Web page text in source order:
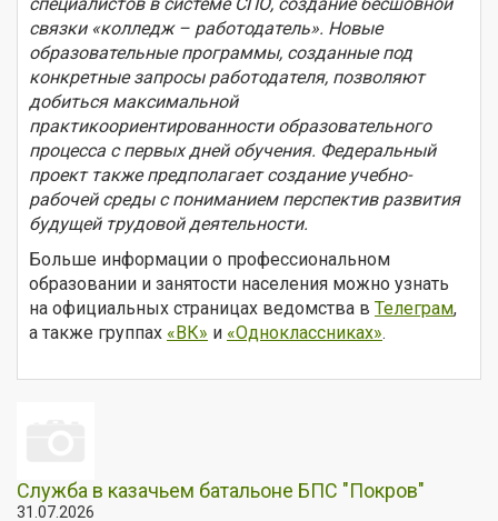
связки «колледж – работодатель». Новые
образовательные программы, созданные под
конкретные запросы работодателя, позволяют
добиться максимальной
практикоориентированности образовательного
процесса с первых дней обучения. Федеральный
проект также предполагает создание учебно-
рабочей среды с пониманием перспектив развития
будущей трудовой деятельности.
Больше информации о профессиональном
образовании и занятости населения можно узнать
на официальных страницах ведомства в Телеграм,
а также группах «ВК» и «Одноклассниках».
Служба в казачьем батальоне БПС "Покров"
31.07.2026